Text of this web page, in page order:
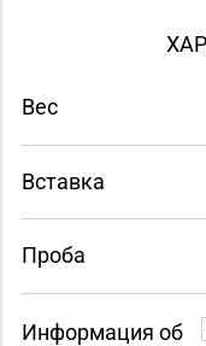
Вес
Вставка
Проба
Информация об